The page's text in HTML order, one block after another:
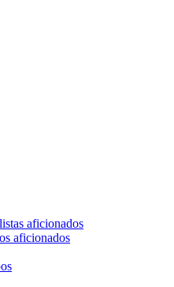
aficionados
aficionados